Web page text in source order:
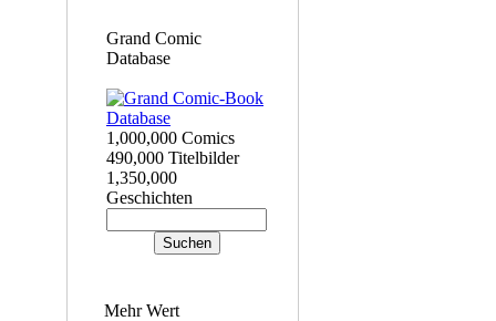
Grand Comic
Database
1,000,000 Comics
490,000 Titelbilder
1,350,000
Geschichten
Mehr Wert